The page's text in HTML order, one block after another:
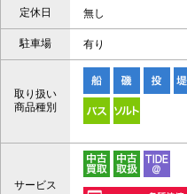
定休日 無し
駐車場 有り
取り扱い
商品種別
サービス